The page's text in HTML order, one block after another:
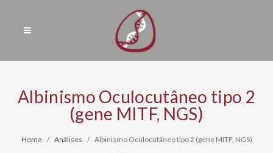
Albinismo Oculocutâneo tipo 2
(gene MITF, NGS)
Home Análises Albinismo Oculocutâneo tipo 2 (gene MITF, NGS)